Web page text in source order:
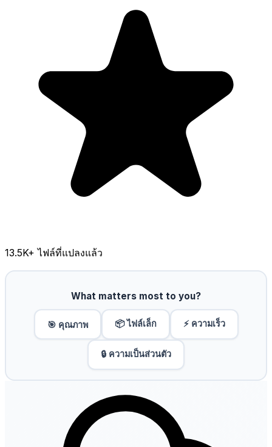
13.5K+ ไฟล์ที่แปลงแล้ว
What matters most to you?
🎯 คุณภาพ 📦 ไฟล์เล็ก ⚡ ความเร็ว
🔒 ความเป็นส่วนตัว